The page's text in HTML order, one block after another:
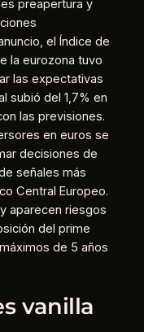
preapertura y
el Índice de
la eurozona tuvo
las expectativas
subió del 1,7% en
las previsiones.
en euros se
decisiones de
señales más
Central Europeo.
aparecen riesgos
del prime
de 5 años
vanilla